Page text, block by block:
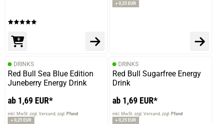
+ 0,25 EUR
DRINKS
Red Bull Sea Blue Edition
Juneberry Energy Drink
ab 1,69 EUR*
inkl. MwSt. zzgl. Versand zzgl.
Pfand
+ 0,25 EUR
DRINKS
Red Bull Sugarfree Energy
Drink
ab 1,69 EUR*
inkl. MwSt. zzgl. Versand zzgl.
Pfand
+ 0,25 EUR